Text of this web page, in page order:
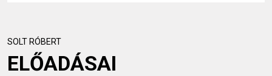
SOLT RÓBERT
ELŐADÁSAI